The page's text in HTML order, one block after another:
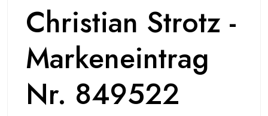
Christian Strotz -
Markeneintrag
Nr. 849522